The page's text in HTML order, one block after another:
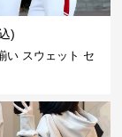
)
い スウェット セ